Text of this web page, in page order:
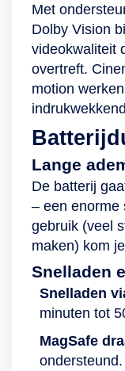
Met
Dolby Vision
videokwaliteit
overtreft.
motion
Lange
De batterij
– een enorme
gebruik (veel
maken) kom
Snelladen
Snelladen
minuten tot
MagSafe
ondersteund.